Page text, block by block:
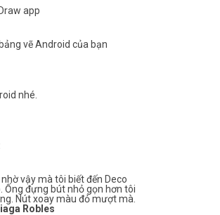
app
vẽ Android của bạn
nhé.
vậy mà tôi biết đến Deco
Ống đựng bút nhỏ gọn hơn tôi
Nút xoay màu đỏ mượt mà.
Robles